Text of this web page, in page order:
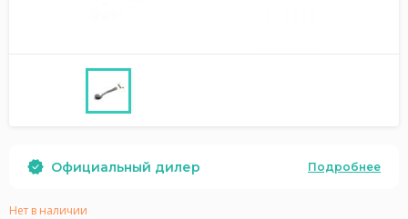
Официальный дилер Подробнее
Нет в наличии